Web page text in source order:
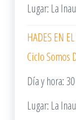
Lugar: La
HADES EN
Ciclo Somos
Día y hora:
Lugar: La